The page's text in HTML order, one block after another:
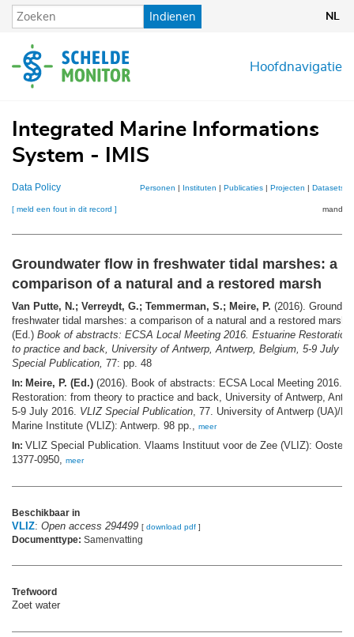
Overslaan
en
de
inhoud
Indienen NL
Hoofdnavigatie
Integrated Marine Informations
System - IMIS
Data Policy Personen | Instituten | Publicaties| Projecten | Datasets
[ meld een fout in dit record ] mandje
Groundwater flow in freshwater tidal marshes: a
comparison of a natural and a restored marsh
Van Putte, N.; Verreydt, G.; Temmerman, S.; Meire, P. (2016).
freshwater tidal marshes: a comparison of a natural and a restored marsh,
(Ed.) Book of abstracts: ECSA Local Meeting 2016. Estuarine
to practice and back, University of Antwerp, Antwerp, Belgium, 5-9 July
Special Publication, 77: pp. 48
In: Meire, P. (Ed.) (2016). Book of abstracts: ECSA Local Meeting 2016.
Restoration: from theory to practice and back, University of Antwerp,
5-9 July 2016. VLIZ Special Publication , 77. University of Antwerp (UA)/
Marine Institute (VLIZ): Antwerp. 98 pp.,
meer
In: VLIZ Special Publication. Vlaams Instituut voor de Zee (VLIZ):
1377-0950,
meer
Beschikbaar in
VLIZ: Open access 294499 [ download pdf ]
Documenttype: Samenvatting
Trefwoord
Zoet water